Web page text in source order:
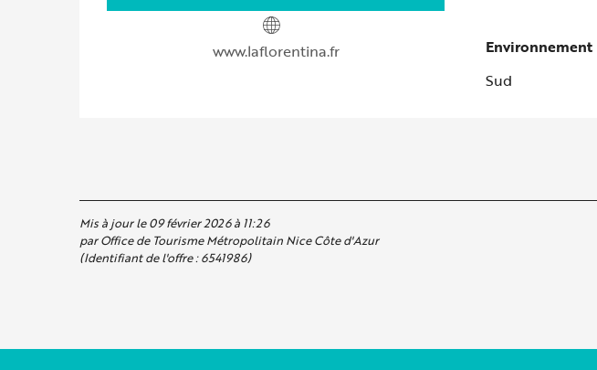
www.laflorentina.fr Environnement
Environnement
Sud
Mis à jour le 09 février 2026 à 11:26
par Office de Tourisme Métropolitain Nice Côte d'Azur
(Identifiant de l'offre :6541986)